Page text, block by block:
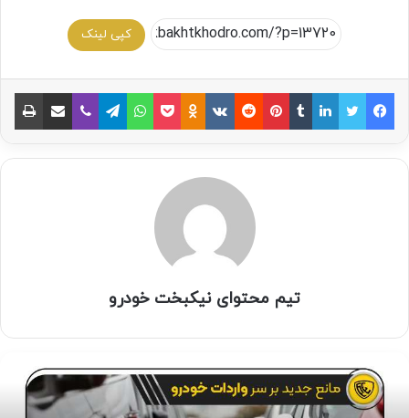
کپی لینک
تیم محتوای نیکبخت خودرو